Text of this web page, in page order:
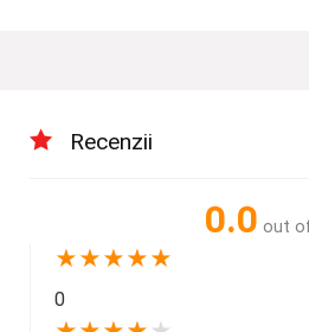
Recenzii
0.0 out
★★★★★
0